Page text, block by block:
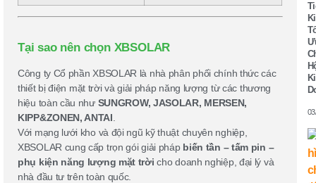
Tại sao nên chọn XBSOLAR
Công ty Cổ phần XBSOLAR là nhà phân phối chính thức các
thiết bị điện mặt trời và giải pháp năng lượng từ các thương
hiệu toàn cầu như SUNGROW, JASOLAR, MERSEN,
KIPP&ZONEN, ANTAI
Với mạng lưới kho và đội ngũ kỹ thuật chuyên nghiệp,
XBSOLAR cung cấp trọn gói giải pháp biến tần – tấm pin –
phụ kiện năng lượng mặt trời cho doanh nghiệp, đại lý và
nhà đầu tư trên toàn quốc.